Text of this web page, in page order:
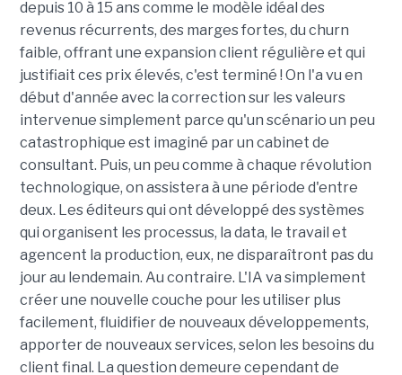
depuis 10 à 15 ans comme le modèle idéal des
revenus récurrents, des marges fortes, du churn
faible, offrant une expansion client régulière et qui
justifiait ces prix élevés, c'est terminé ! On l'a vu en
début d'année avec la correction sur les valeurs
intervenue simplement parce qu'un scénario un peu
catastrophique est imaginé par un cabinet de
consultant. Puis, un peu comme à chaque révolution
technologique, on assistera à une période d'entre
deux. Les éditeurs qui ont développé des systèmes
qui organisent les processus, la data, le travail et
agencent la production, eux, ne disparaîtront pas du
jour au lendemain. Au contraire. L'IA va simplement
créer une nouvelle couche pour les utiliser plus
facilement, fluidifier de nouveaux développements,
apporter de nouveaux services, selon les besoins du
client final. La question demeure cependant de